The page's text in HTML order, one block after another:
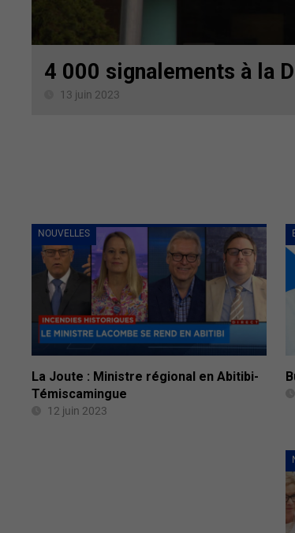
4 000 signalements à la
13 juin 2023
NOUVELLES
La Joute : Ministre régional en Abitibi-
Témiscamingue
12 juin 2023